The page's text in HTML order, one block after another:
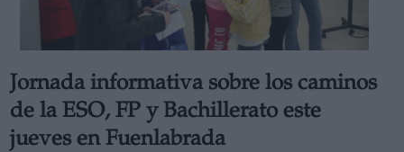
Jornada informativa sobre los caminos
de la ESO, FP y Bachillerato este
jueves en Fuenlabrada